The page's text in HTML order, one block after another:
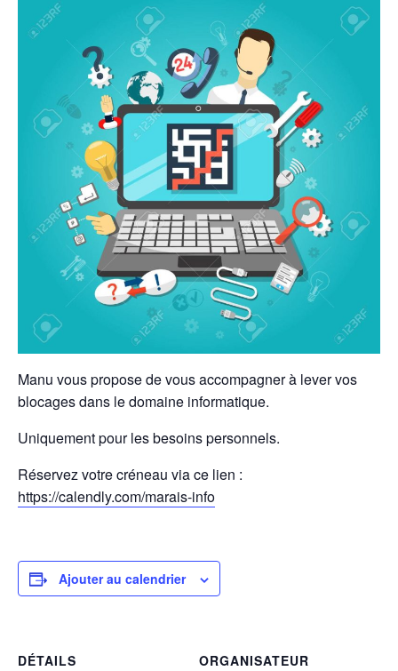
Manu vous propose de vous accompagner à lever vos
blocages dans le domaine informatique.
Uniquement pour les besoins personnels.
Réservez votre créneau via ce lien :
https://calendly.com/marais-info
Ajouter au calendrier
DÉTAILS
ORGANISATEUR